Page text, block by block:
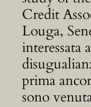
Credit
Louga,
interessata
prima
sono